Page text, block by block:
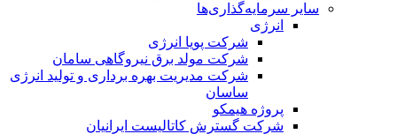
سایر سرمایه‌گذاری‌ها
انرژی
شرکت پویا انرژی
شرکت مولد برق نیروگاهی سامان
شرکت مدیریت بهره برداری و تولید انرژی
ساسان
پروژه هیمکو
شرکت گسترش کاتالیست ایرانیان